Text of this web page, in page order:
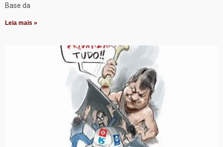
Base da
Leia mais »